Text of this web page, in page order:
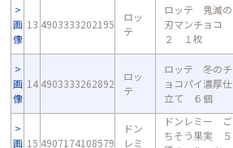
画
像
13 4903333202195
ロッ
テ
ロッテ 鬼滅の
刃マンチョコ
２ １枚
画
像
14 4903333262892
ロッ
テ
ロッテ 冬のチ
ョコパイ濃厚仕
立て ６個
画 15 4907174108579
ドン
レミ
ドンレミー ご
ちそう果実 ５